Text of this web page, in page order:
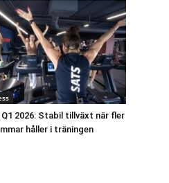
Q1 2026: Stabil tillväxt när fler
håller i träningen